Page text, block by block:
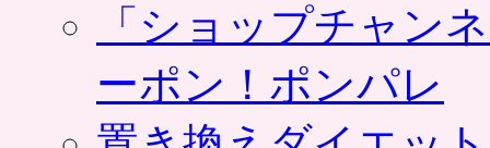
「ショップチャン
ーポン！ポンパレ